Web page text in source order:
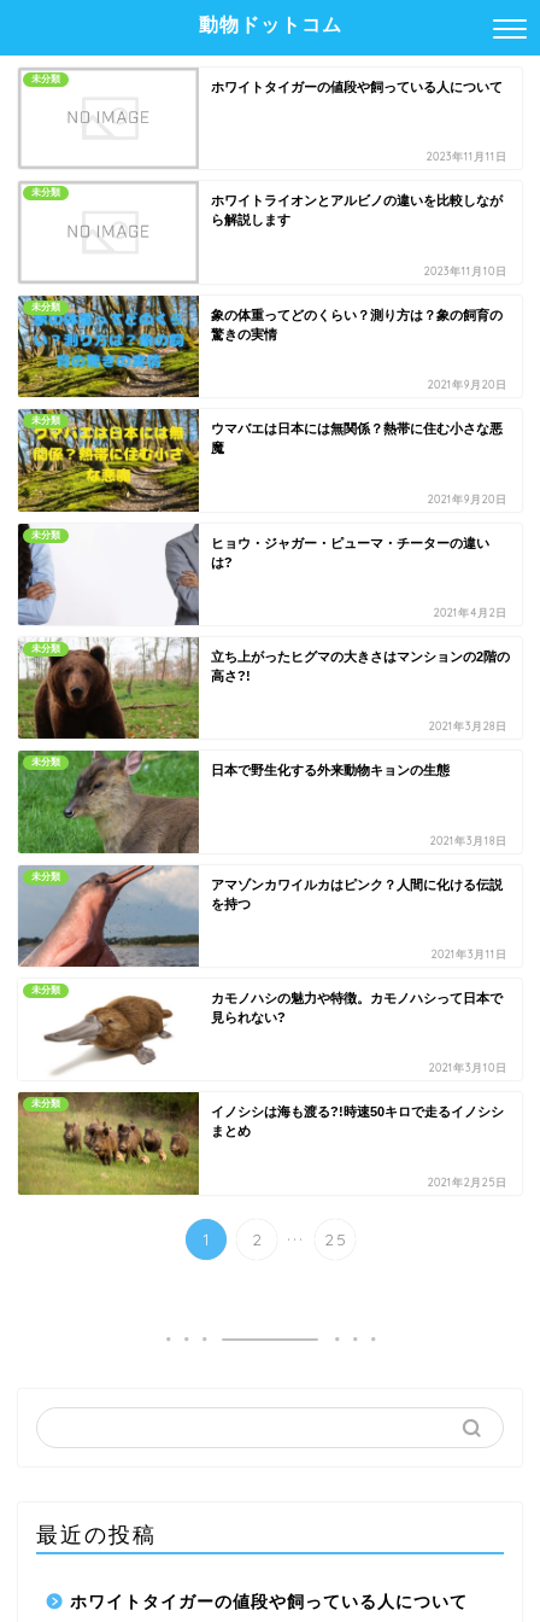
動物ドットコム
未分類
ホワイトタイガーの値段や飼っている人について
2023年11月11日
未分類
ホワイトライオンとアルビノの違いを比較しなが
ら解説します
2023年11月10日
未分類
象の体重ってどのくらい？測り方は？象の飼育の
驚きの実情
2021年9月20日
未分類
ウマバエは日本には無関係？熱帯に住む小さな悪
魔
2021年9月20日
未分類
ヒョウ・ジャガー・ピューマ・チーターの違い
は?
2021年4月2日
未分類
立ち上がったヒグマの大きさはマンションの2階の
高さ?!
2021年3月28日
未分類
日本で野生化する外来動物キョンの生態
2021年3月18日
未分類
アマゾンカワイルカはピンク？人間に化ける伝説
を持つ
2021年3月11日
未分類
カモノハシの魅力や特徴。カモノハシって日本で
見られない?
2021年3月10日
未分類
イノシシは海も渡る?!時速50キロで走るイノシシ
まとめ
2021年2月25日
1 2 ... 25
最近の投稿
ホワイトタイガーの値段や飼っている人について